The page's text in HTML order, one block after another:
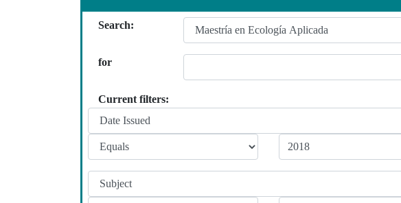
Search:
for
Current filters: